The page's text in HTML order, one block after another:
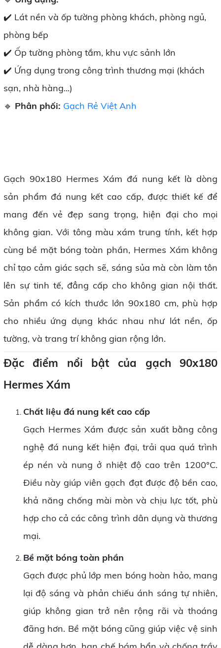
✔️ Lát nền và ốp tường phòng khách, phòng ngủ,
phòng bếp
✔️ Ốp tường phòng tắm, khu vực sảnh lớn
✔️ Ứng dụng trong công trình thương mại (khách
sạn, nhà hàng...)
🔹 Phân phối: Gạch Rẻ Việt Anh
Gạch 90x180 Hermes Xám đá nung kết là dòng
sản phẩm đá nung kết cao cấp, được thiết kế để
mang đến vẻ đẹp sang trọng, hiện đại cho mọi
không gian. Với tông màu xám trung tính, kết hợp
cùng bề mặt bóng toàn phần, Hermes Xám không
chỉ tạo cảm giác sạch sẽ, sáng sủa mà còn làm tôn
lên sự tinh tế, đẳng cấp cho không gian nội thất.
Sản phẩm có kích thước lớn 90x180 cm, phù hợp
cho nhiều ứng dụng khác nhau như lát nền, ốp
tường, và trang trí không gian rộng lớn.
Đặc điểm nổi bật của gạch 90x180
Hermes Xám
Chất liệu đá nung kết cao cấp
Gạch Hermes Xám được sản xuất bằng công
nghệ đá nung kết hiện đại, trải qua quá trình
ép nén và nung ở nhiệt độ cao trên 1200°C.
Điều này giúp viên gạch đạt được độ bền cao,
khả năng chống mài mòn và chịu lực tốt, phù
hợp cho cả các công trình dân dụng và thương
mại.
Bề mặt bóng toàn phần
Gạch được phủ lớp men bóng hoàn hảo, mang
lại độ sáng và phản chiếu ánh sáng tự nhiên,
giúp không gian trở nên rộng rãi và thoáng
đãng hơn. Bề mặt bóng cũng giúp việc vệ sinh